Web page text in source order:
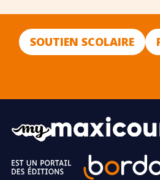
SOUTIEN SCOLAIRE